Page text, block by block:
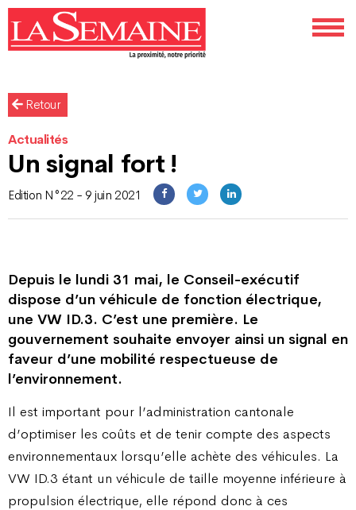
Retour
Actualités
Un signal fort !
Edition N°22 - 9 juin 2021
Depuis le lundi 31 mai, le Conseil-exécutif
dispose d’un véhicule de fonction électrique,
une VW ID.3. C’est une première. Le
gouvernement souhaite envoyer ainsi un signal en
faveur d’une mobilité respectueuse de
l’environnement.
Il est important pour l’administration cantonale
d’optimiser les coûts et de tenir compte des aspects
environnementaux lorsqu’elle achète des véhicules. La
VW ID.3 étant un véhicule de taille moyenne inférieure à
propulsion électrique, elle répond donc à ces